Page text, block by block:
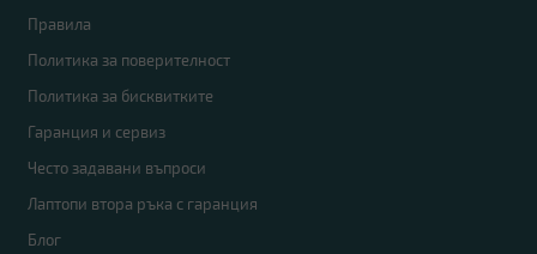
Правила
Политика за поверителност
Политика за бисквитките
Гаранция и сервиз
Често задавани въпроси
Лаптопи втора ръка с гаранция
Блог